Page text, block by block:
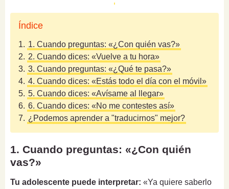
Índice
1. 1. Cuando preguntas: «¿Con quién vas?»
2. 2. Cuando dices: «Vuelve a tu hora»
3. 3. Cuando preguntas: «¿Qué te pasa?»
4. 4. Cuando dices: «Estás todo el día con el móvil»
5. 5. Cuando dices: «Avísame al llegar»
6. 6. Cuando dices: «No me contestes así»
7. ¿Podemos aprender a "traducirnos" mejor?
1. Cuando preguntas: «¿Con quién
vas?»
Tu adolescente puede interpretar: «Ya quiere saberlo